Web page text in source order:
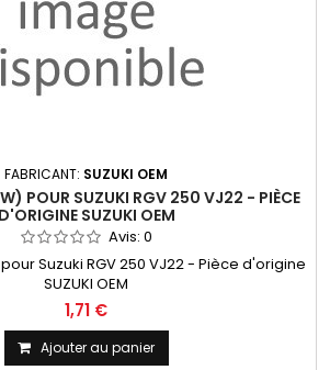
FABRICANT: SUZUKI OEM
POUR SUZUKI RGV 250 VJ22 - PIÈCE
D'ORIGINE SUZUKI OEM
Avis: 0
Suzuki RGV 250 VJ22 - Pièce d'origine
SUZUKI OEM
1,71 €
Ajouter au panier